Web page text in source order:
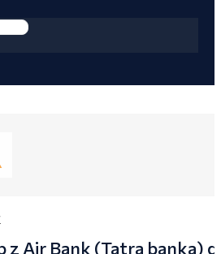
z Air Bank (Tatra banka)